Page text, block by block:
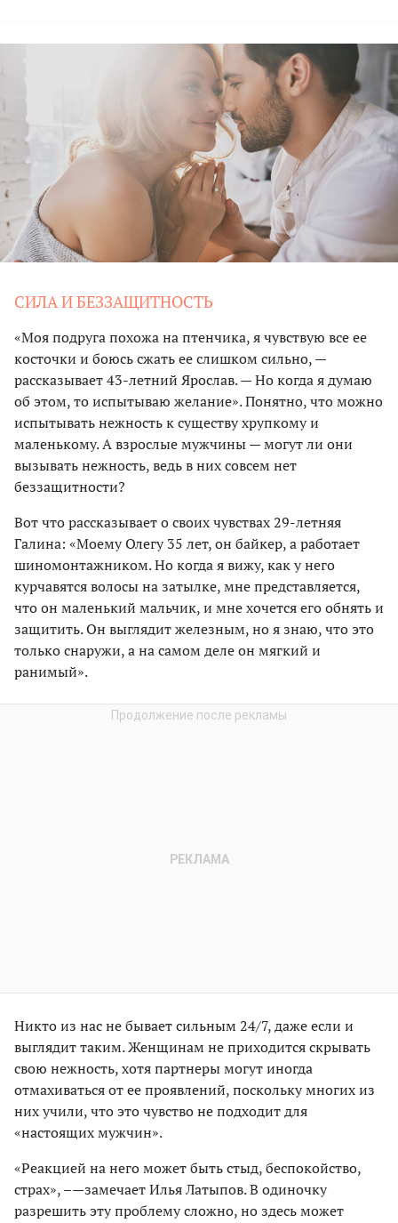
СИЛА И БЕЗЗАЩИТНОСТЬ
«Моя подруга похожа на птенчика, я чувствую все ее
косточки и боюсь сжать ее слишком сильно, —
рассказывает 43-летний Ярослав. — Но когда я думаю
об этом, то испытываю желание». Понятно, что можно
испытывать нежность к существу хрупкому и
маленькому. А взрослые мужчины — могут ли они
вызывать нежность, ведь в них совсем нет
беззащитности?
Вот что рассказывает о своих чувствах 29-летняя
Галина: «Моему Олегу 35 лет, он байкер, а работает
шиномонтажником. Но когда я вижу, как у него
курчавятся волосы на затылке, мне представляется,
что он маленький мальчик, и мне хочется его обнять и
защитить. Он выглядит железным, но я знаю, что это
только снаружи, а на самом деле он мягкий и
ранимый».
Никто из нас не бывает сильным 24/7, даже если и
выглядит таким. Женщинам не приходится скрывать
свою нежность, хотя партнеры могут иногда
отмахиваться от ее проявлений, поскольку многих из
них учили, что это чувство не подходит для
«настоящих мужчин».
«Реакцией на него может быть стыд, беспокойство,
страх», –—замечает Илья Латыпов. В одиночку
разрешить эту проблему сложно, но здесь может